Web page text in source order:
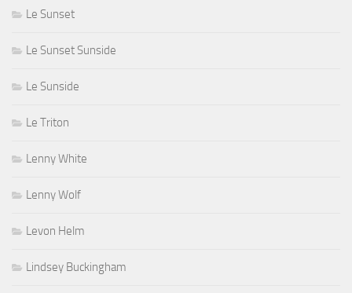
Le Sunset
Le Sunset Sunside
Le Sunside
Le Triton
Lenny White
Lenny Wolf
Levon Helm
Lindsey Buckingham